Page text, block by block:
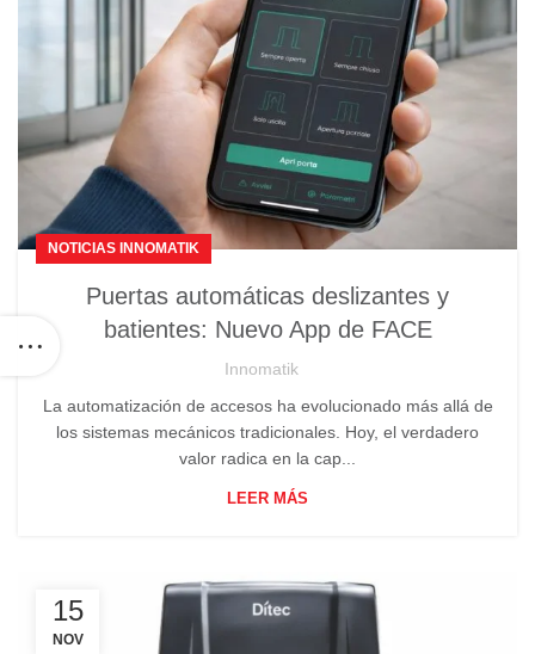
NOTICIAS INNOMATIK
Puertas automáticas deslizantes y
batientes: Nuevo App de FACE
Innomatik
La automatización de accesos ha evolucionado más allá de
los sistemas mecánicos tradicionales. Hoy, el verdadero
valor radica en la cap...
LEER MÁS
15
NOV